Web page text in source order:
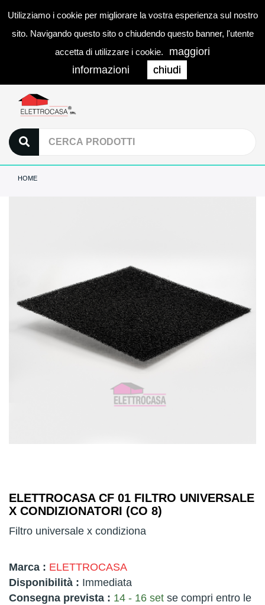
Utilizziamo i cookie per migliorare la vostra esperienza sul nostro
sito. Navigando questo sito o chiudendo questo banner, l'utente
accetta di utilizzare i cookie.
maggiori
informazioni
chiudi
0
HOME
ELETTROCASA CF 01 FILTRO UNIVERSALE
X CONDIZIONATORI (CO 8)
Filtro universale x condiziona
Marca : ELETTROCASA
Disponibilità : Immediata
Consegna prevista : 14 - 16 set se compri entro le